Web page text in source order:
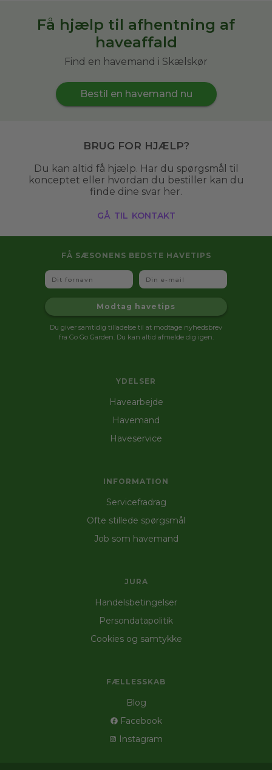
Få hjælp til afhentning af
haveaffald
Find en havemand i Skælskør
Bestil en havemand nu
Brug for hjælp?
Du kan altid få hjælp. Har du spørgsmål til
konceptet eller hvordan du bestiller kan du
finde dine svar her.
gå til kontakt
YDELSER
Havearbejde
Havemand
Haveservice
INFORMATION
Servicefradrag
Ofte stillede spørgsmål
Job som havemand
JURA
Handelsbetingelser
Persondatapolitik
Cookies og samtykke
FÆLLESSKAB
Blog
Facebook
Instagram
FÅ SÆSONENS BEDSTE HAVETIPS
Fornavn Email
Modtag havetips
Du giver samtidig tilladelse til at modtage nyhedsbrev
fra Go Go Garden. Du kan altid afmelde dig igen.